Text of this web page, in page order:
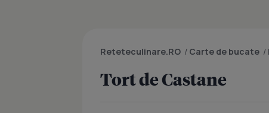
Reteteculinare.RO / Carte de bucate /
Tort de Castane